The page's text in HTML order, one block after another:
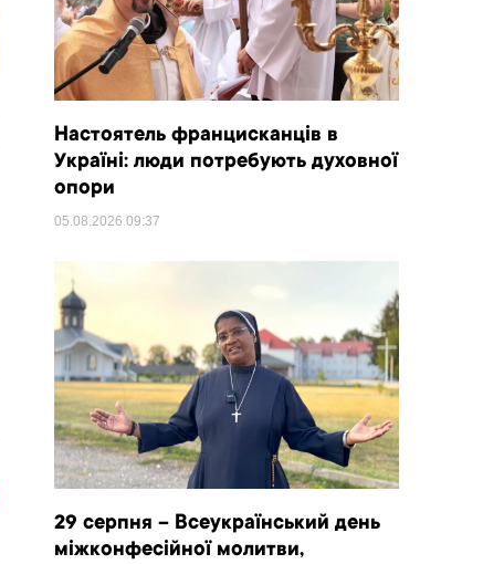
Настоятель францисканців в
Україні: люди потребують духовної
опори
05.08.2026 09:37
29 серпня – Всеукраїнський день
міжконфесійної молитви,